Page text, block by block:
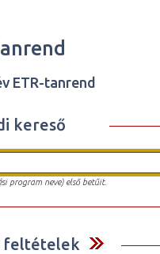
ETR-tanrend
kereső
program neve) első betűit.
feltételek